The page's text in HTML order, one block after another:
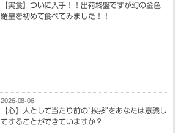
【実食】ついに入手！！出荷終盤ですが幻の金色
羅皇を初めて食べてみました！！
2026-08-06
【心】人として当たり前の”挨拶”をあなたは意識し
てすることができていますか？